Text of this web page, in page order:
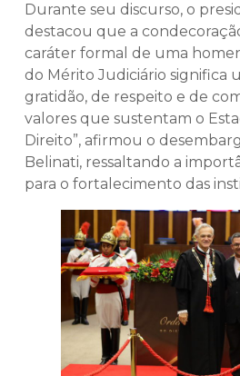
Durante seu discurso, o
destacou que a
caráter formal de uma
do Mérito Judiciário significa
gratidão, de respeito e de
valores que sustentam o
Direito”, afirmou o
Belinati, ressaltando a
para o fortalecimento das